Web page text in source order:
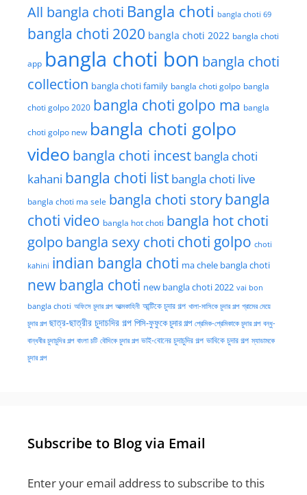
All bangla choti Bangla choti bangla choti 69
bangla choti 2020 bangla choti 2022 bangla choti
app bangla choti bon bangla choti
collection bangla choti family bangla choti golpo bangla
choti golpo 2020 bangla choti golpo ma bangla
choti golpo new bangla choti golpo
video bangla choti incest bangla choti
kahani bangla choti list bangla choti live
bangla choti ma sele bangla choti storybangla
choti video bangla hot choti bangla hot choti
golpo bangla sexy choti choti golpo choti
kahini indian bangla choti ma chele bangla choti
new bangla choti new bangla choti 2022 vai bon
bangla choti অফিসে চুদার গল্প আত্মকাহিনী আন্টিকে চুদার গল্প খালা-মাসিকে চুদার গল্প গ্রামের মেয়ে
চুদার গল্প ছাত্র-ছাত্রীর চুদাচদির গল্প পিসি-ফুফুকে চুদার গল্প প্রেমিক-প্রেমিকাকে চুদার গল্প বন্ধু-
বান্ধবীর চুদাচুদির গল্প বাংলা চটি বৌদিকে চুদার গল্প ভাই-বোনের চুদাচুদির গল্প ভাবিকে চুদার গল্প ম্যাডামকে
চুদার গল্প
Subscribe to Blog via Email
Enter your email address to subscribe to this